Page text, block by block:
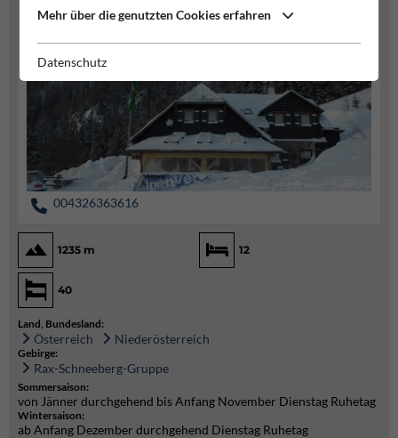
004326363616
1235 m 12
40
Land, Bundesland:
Österreich Niederösterreich
Gebirge:
Rax-Schneeberg-Gruppe
Sommersaison:
von Jänner durchgehend bis Anfang November Dienstag Ruhetag
Wintersaison:
ab Anfang Dezember durchgehend Dienstag Ruhetag
Mehr über die genutzten Cookies erfahren
Datenschutz